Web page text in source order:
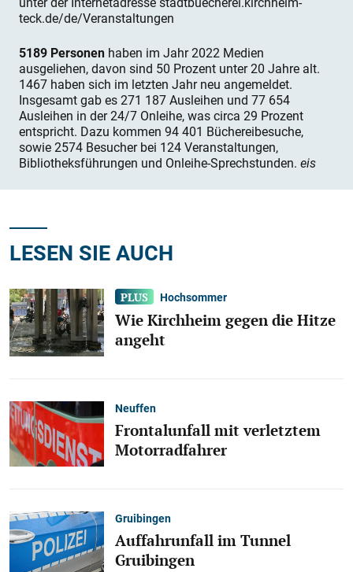
teck.de/de/Veranstaltungen
5189 Personen haben im Jahr 2022 Medien
ausgeliehen, davon sind 50 Prozent unter 20 Jahre alt.
1467 haben sich im letzten Jahr neu angemeldet.
Insgesamt gab es 271 187 Ausleihen und 77 654
Ausleihen in der 24/7 Onleihe, was circa 29 Prozent
entspricht. Dazu kommen 94 401 Büchereibesuche,
sowie 2574 Besucher bei 124 Veranstaltungen,
Bibliotheksführungen und Onleihe-Sprechstunden. eis
LESEN SIE AUCH
Hochsommer
Wie Kirchheim gegen die Hitze
angeht
Neuffen
Frontalunfall mit verletztem
Motorradfahrer
Gruibingen
Auffahrunfall im Tunnel
Gruibingen